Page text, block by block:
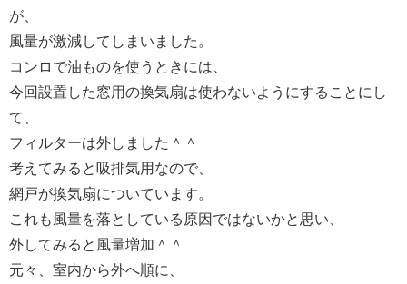
が、
風量が激減してしまいました。
コンロで油ものを使うときには、
今回設置した窓用の換気扇は使わないようにすることにし
て、
フィルターは外しました＾＾
考えてみると吸排気用なので、
網戸が換気扇についています。
これも風量を落としている原因ではないかと思い、
外してみると風量増加＾＾
元々、室内から外へ順に、